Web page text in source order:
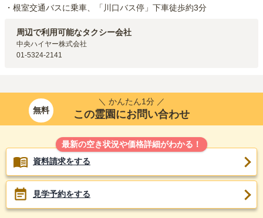
・根室交通バスに乗車、「川口バス停」下車徒歩約3分
周辺で利用可能なタクシー会社
中央ハイヤー株式会社
01-5324-2141
無料
＼ かんたん1分 ／
この霊園にお問い合わせ
最新の空き状況や価格詳細がわかる！
資料請求をする
見学予約をする